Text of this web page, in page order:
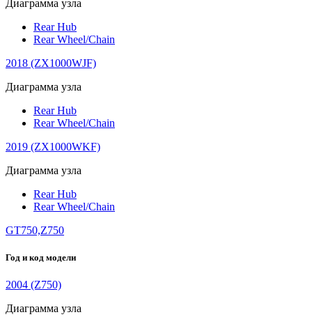
Диаграмма узла
Rear Hub
Rear Wheel/Chain
2018 (ZX1000WJF)
Диаграмма узла
Rear Hub
Rear Wheel/Chain
2019 (ZX1000WKF)
Диаграмма узла
Rear Hub
Rear Wheel/Chain
GT750,Z750
Год и код модели
2004 (Z750)
Диаграмма узла